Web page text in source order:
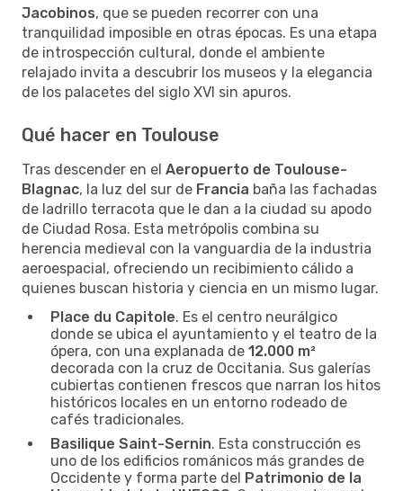
Jacobinos, que se pueden recorrer con una
tranquilidad imposible en otras épocas. Es una etapa
de introspección cultural, donde el ambiente
relajado invita a descubrir los museos y la elegancia
de los palacetes del siglo XVI sin apuros.
Qué hacer en Toulouse
Tras descender en el Aeropuerto de Toulouse-
Blagnac, la luz del sur de Francia baña las fachadas
de ladrillo terracota que le dan a la ciudad su apodo
de Ciudad Rosa. Esta metrópolis combina su
herencia medieval con la vanguardia de la industria
aeroespacial, ofreciendo un recibimiento cálido a
quienes buscan historia y ciencia en un mismo lugar.
Place du Capitole. Es el centro neurálgico
donde se ubica el ayuntamiento y el teatro de la
ópera, con una explanada de 12.000 m²
decorada con la cruz de Occitania. Sus galerías
cubiertas contienen frescos que narran los hitos
históricos locales en un entorno rodeado de
cafés tradicionales.
Basilique Saint-Sernin. Esta construcción es
uno de los edificios románicos más grandes de
Occidente y forma parte del Patrimonio de la